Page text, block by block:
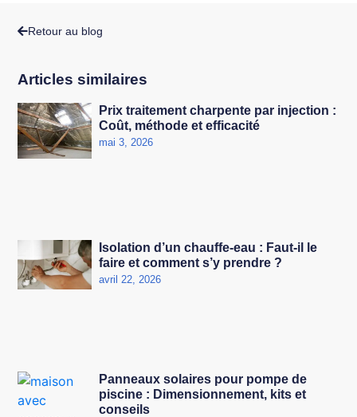
Retour au blog
Articles similaires
Prix traitement charpente par injection :
Coût, méthode et efficacité
mai 3, 2026
Isolation d’un chauffe-eau : Faut-il le
faire et comment s’y prendre ?
avril 22, 2026
Panneaux solaires pour pompe de
piscine : Dimensionnement, kits et
conseils